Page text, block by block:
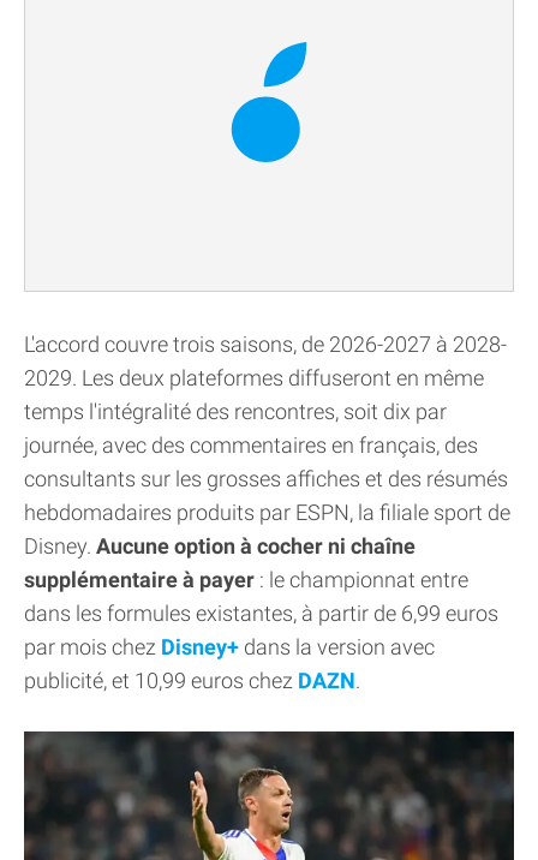
L'accord couvre trois saisons, de 2026-2027 à 2028-
2029. Les deux plateformes diffuseront en même
temps l'intégralité des rencontres, soit dix par
journée, avec des commentaires en français, des
consultants sur les grosses affiches et des résumés
hebdomadaires produits par ESPN, la filiale sport de
Disney. Aucune option à cocher ni chaîne
supplémentaire à payer : le championnat entre
dans les formules existantes, à partir de 6,99 euros
par mois chez Disney+ dans la version avec
publicité, et 10,99 euros chez DAZN.